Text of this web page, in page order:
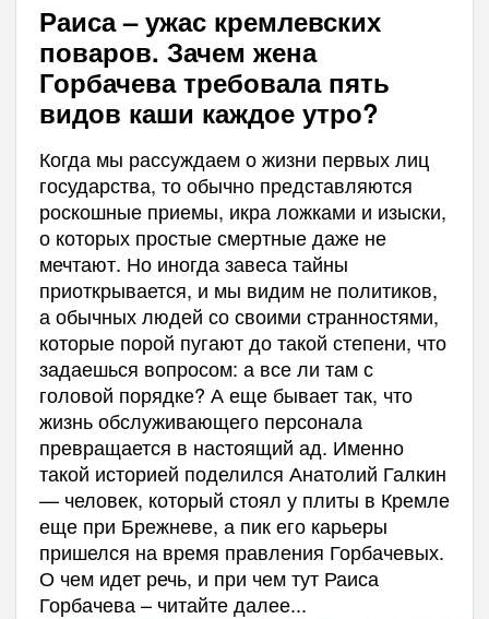
Раиса – ужас кремлевских
поваров. Зачем жена
Горбачева требовала пять
видов каши каждое утро?
Когда мы рассуждаем о жизни первых лиц
государства, то обычно представляются
роскошные приемы, икра ложками и изыски,
о которых простые смертные даже не
мечтают. Но иногда завеса тайны
приоткрывается, и мы видим не политиков,
а обычных людей со своими странностями,
которые порой пугают до такой степени, что
задаешься вопросом: а все ли там с
головой порядке? А еще бывает так, что
жизнь обслуживающего персонала
превращается в настоящий ад. Именно
такой историей поделился Анатолий Галкин
— человек, который стоял у плиты в Кремле
еще при Брежневе, а пик его карьеры
пришелся на время правления Горбачевых.
О чем идет речь, и при чем тут Раиса
Горбачева – читайте далее...